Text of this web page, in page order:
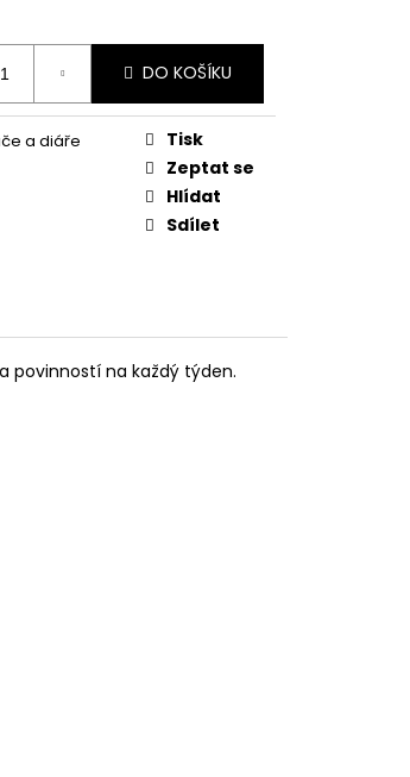
DO KOŠÍKU
a diáře
Tisk
Zeptat se
Hlídat
Sdílet
povinností na každý týden.